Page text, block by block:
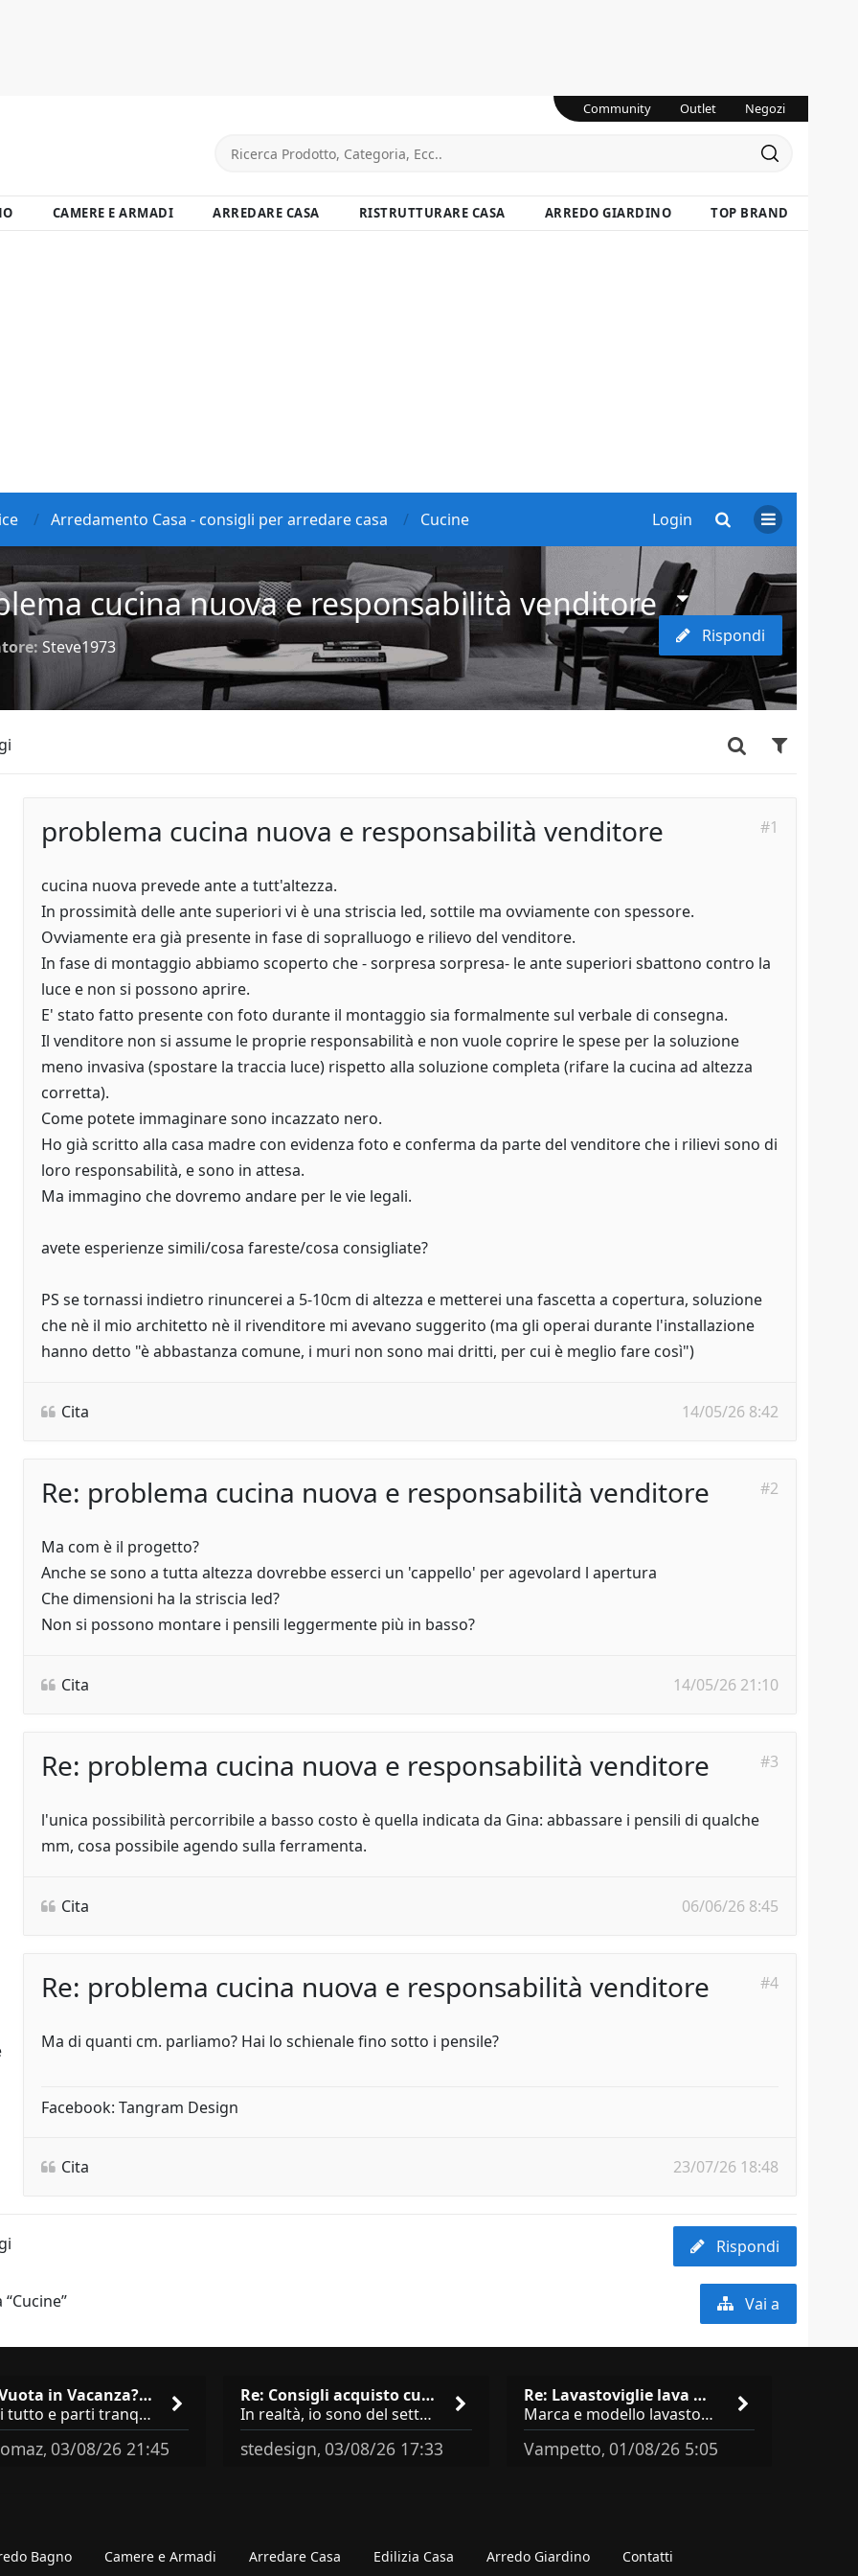
Community Outlet Negozi
CAMERE E ARMADI ARREDARE CASA RISTRUTTURARE CASA ARREDO GIARDINO TOP BRAND
Login
Arredamento Casa - consigli per arredare casa Cucine
cucina nuova e responsabilità venditore
Steve1973
Rispondi
problema cucina nuova e responsabilità venditore #1
cucina nuova prevede ante a tutt'altezza.
In prossimità delle ante superiori vi è una striscia led, sottile ma ovviamente con spessore.
Ovviamente era già presente in fase di sopralluogo e rilievo del venditore.
In fase di montaggio abbiamo scoperto che - sorpresa sorpresa- le ante superiori sbattono contro la
luce e non si possono aprire.
E' stato fatto presente con foto durante il montaggio sia formalmente sul verbale di consegna.
Il venditore non si assume le proprie responsabilità e non vuole coprire le spese per la soluzione
meno invasiva (spostare la traccia luce) rispetto alla soluzione completa (rifare la cucina ad altezza
corretta).
Come potete immaginare sono incazzato nero.
Ho già scritto alla casa madre con evidenza foto e conferma da parte del venditore che i rilievi sono di
loro responsabilità, e sono in attesa.
Ma immagino che dovremo andare per le vie legali.
avete esperienze simili/cosa fareste/cosa consigliate?
PS se tornassi indietro rinuncerei a 5-10cm di altezza e metterei una fascetta a copertura, soluzione
che nè il mio architetto nè il rivenditore mi avevano suggerito (ma gli operai durante l'installazione
hanno detto "è abbastanza comune, i muri non sono mai dritti, per cui è meglio fare così")
Cita 14/05/26 8:42
Re: problema cucina nuova e responsabilità venditore #2
Ma com è il progetto?
Anche se sono a tutta altezza dovrebbe esserci un 'cappello' per agevolard l apertura
Che dimensioni ha la striscia led?
Non si possono montare i pensili leggermente più in basso?
Cita 14/05/26 21:10
Re: problema cucina nuova e responsabilità venditore #3
l'unica possibilità percorribile a basso costo è quella indicata da Gina: abbassare i pensili di qualche
mm, cosa possibile agendo sulla ferramenta.
Cita 06/06/26 8:45
Re: problema cucina nuova e responsabilità venditore #4
Ma di quanti cm. parliamo? Hai lo schienale fino sotto i pensile?
Facebook: Tangram Design
Cita 23/07/26 18:48
Rispondi
Vai a
Casa Vuota in Vacanza? I 3 Er…
Chiudi tutto e parti tranquillo? Sbagliato. Ci sono 3 comportamenti che dicono ai ladri &quot;sono via per due settimane
, 03/08/26 21:45
Re: Consigli acquisto cucina …
In realtà, io sono del settore e collaboro con vari negozi, ti possono dire che sono tutti brand abbastanza simili come
stedesign, 03/08/26 17:33
Re: Lavastoviglie lava male: …
Marca e modello lavastoviglie? Programma e Deterisvo utilizzato ? Decalcificatore è regolato in in base alla durezza
Vampetto, 01/08/26 5:05
Bagno Camere e Armadi Arredare Casa Edilizia Casa Arredo Giardino
Contatti